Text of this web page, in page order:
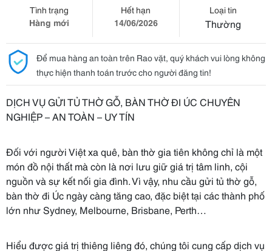
Tình trạng
Hàng mới
Hết hạn
14/06/2026
Loại tin
Thường
Để mua hàng an toàn trên Rao vặt, quý khách vui lòng không
thực hiện thanh toán trước cho người đăng tin!
DỊCH VỤ GỬI TỦ THỜ GỖ, BÀN THỜ ĐI ÚC CHUYÊN
NGHIỆP – AN TOÀN – UY TÍN
Đối với người Việt xa quê, bàn thờ gia tiên không chỉ là một
món đồ nội thất mà còn là nơi lưu giữ giá trị tâm linh, cội
nguồn và sự kết nối gia đình. Vì vậy, nhu cầu gửi tủ thờ gỗ,
bàn thờ đi Úc ngày càng tăng cao, đặc biệt tại các thành phố
lớn như Sydney, Melbourne, Brisbane, Perth…
Hiểu được giá trị thiêng liêng đó, chúng tôi cung cấp dịch vụ